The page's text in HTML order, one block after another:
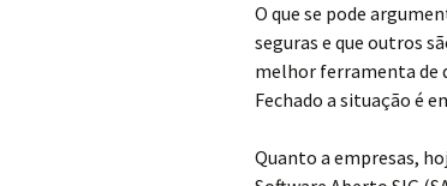
O que se pode
seguras e que outros
melhor ferramenta de
Fechado a situação é
Quanto a empresas,